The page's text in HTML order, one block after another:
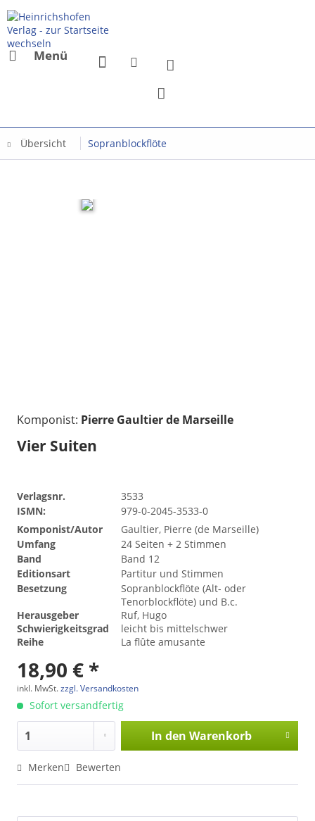
Menü
Übersicht Sopranblockflöte
Komponist: Pierre Gaultier de Marseille
Vier Suiten
Verlagsnr.
3533
ISMN:
979-0-2045-3533-0
Komponist/Autor
Gaultier, Pierre (de Marseille)
Umfang
24 Seiten + 2 Stimmen
Band
Band 12
Editionsart
Partitur und Stimmen
Besetzung
Sopranblockflöte (Alt- oder
Tenorblockflöte) und B.c.
Herausgeber
Ruf, Hugo
Schwierigkeitsgrad
leicht bis mittelschwer
Reihe
La flûte amusante
18,90 € *
inkl. MwSt.zzgl. Versandkosten
Sofort versandfertig
In den Warenkorb
Merken Bewerten